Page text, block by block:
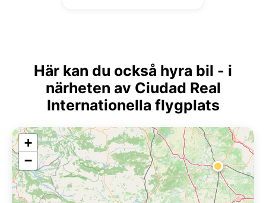
Här kan du också hyra bil - i
närheten av Ciudad Real
Internationella flygplats
+
−